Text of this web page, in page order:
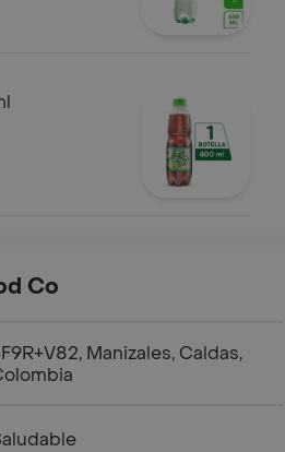
Co
Manizales, Caldas,